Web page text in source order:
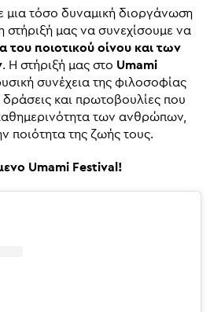
μια τόσο δυναμική διοργάνωση
στήριξή μας να συνεχίσουμε να
του ποιοτικού οίνου και των
. Η στήριξή μας στο Umami
συνέχεια της φιλοσοφίας
και πρωτοβουλίες που
των ανθρώπων,
ποιότητα της ζωής τους.
Umami Festival!